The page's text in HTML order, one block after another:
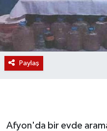
Paylaş
Afyon'da bir evde